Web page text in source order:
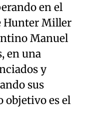
en el
Hunter Miller
Manuel
en una
y
sus
objetivo es el